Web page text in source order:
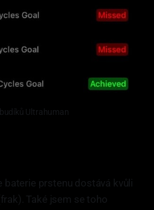
Ultrahuman
baterie prstenu dostává kvůli
Také jsem se toho